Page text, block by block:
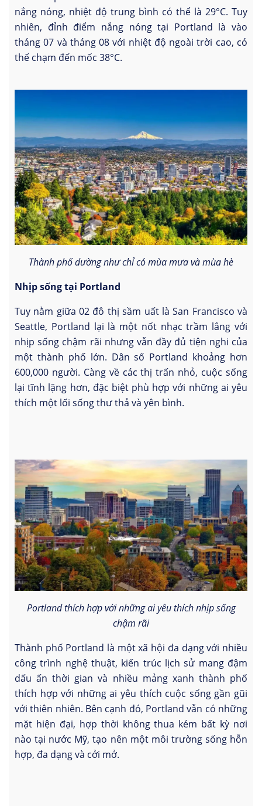
nắng nóng, nhiệt độ trung bình có thể là 29°C. Tuy
nhiên, đỉnh điểm nắng nóng tại Portland là vào
tháng 07 và tháng 08 với nhiệt độ ngoài trời cao, có
thể chạm đến mốc 38°C.
Thành phố dường như chỉ có mùa mưa và mùa hè
Nhịp sống tại Portland
Tuy nằm giữa 02 đô thị sầm uất là San Francisco và
Seattle, Portland lại là một nốt nhạc trầm lắng với
nhịp sống chậm rãi nhưng vẫn đầy đủ tiện nghi của
một thành phố lớn. Dân số Portland khoảng hơn
600,000 người. Càng về các thị trấn nhỏ, cuộc sống
lại tĩnh lặng hơn, đặc biệt phù hợp với những ai yêu
thích một lối sống thư thả và yên bình.
Portland thích hợp với những ai yêu thích nhịp sống
chậm rãi
Thành phố Portland là một xã hội đa dạng với nhiều
công trình nghệ thuật, kiến trúc lịch sử mang đậm
dấu ấn thời gian và nhiều mảng xanh thành phố
thích hợp với những ai yêu thích cuộc sống gần gũi
với thiên nhiên. Bên cạnh đó, Portland vẫn có những
mặt hiện đại, hợp thời không thua kém bất kỳ nơi
nào tại nước Mỹ, tạo nên một môi trường sống hỗn
hợp, đa dạng và cởi mở.